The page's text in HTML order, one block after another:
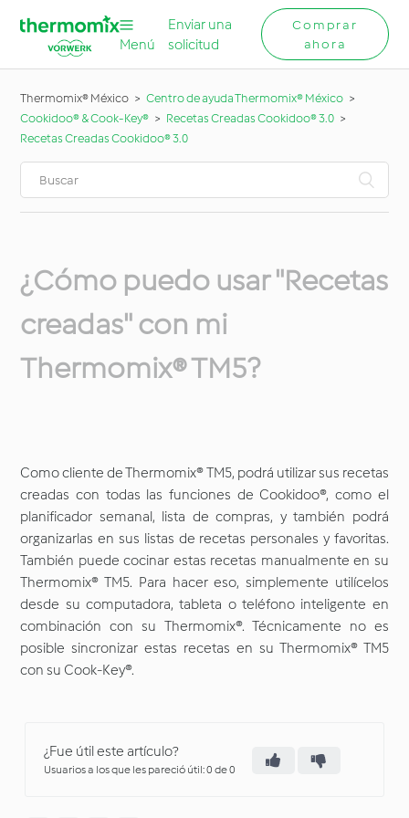
Menú
Enviar una
solicitud
Comprar
ahora
Thermomix® México
Centro de ayuda Thermomix® México
Cookidoo® & Cook-Key®
Recetas Creadas Cookidoo® 3.0
Recetas Creadas Cookidoo® 3.0
¿Cómo puedo usar "Recetas
creadas" con mi
Thermomix® TM5?
Como cliente de Thermomix® TM5, podrá utilizar sus recetas
creadas con todas las funciones de Cookidoo®, como el
planificador semanal, lista de compras, y también podrá
organizarlas en sus listas de recetas personales y favoritas.
También puede cocinar estas recetas manualmente en su
Thermomix® TM5. Para hacer eso, simplemente utilícelos
desde su computadora, tableta o teléfono inteligente en
combinación con su Thermomix®. Técnicamente no es
posible sincronizar estas recetas en su Thermomix® TM5
con su Cook-Key®.
¿Fue útil este artículo?
Usuarios a los que les pareció útil: 0 de 0